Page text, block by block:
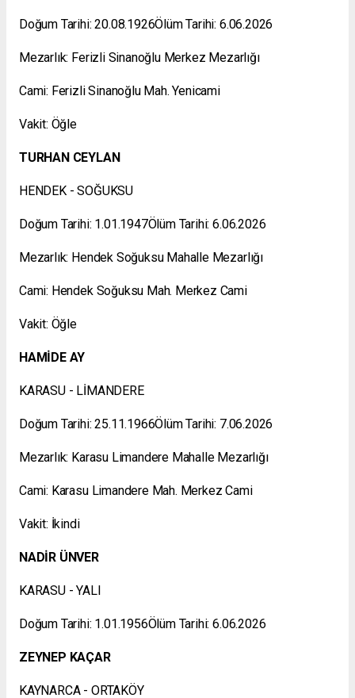
Doğum Tarihi: 20.08.1926Ölüm Tarihi: 6.06.2026
Mezarlık: Ferizli Sinanoğlu Merkez Mezarlığı
Cami: Ferizli Sinanoğlu Mah. Yenicami
Vakit: Öğle
TURHAN CEYLAN
HENDEK - SOĞUKSU
Doğum Tarihi: 1.01.1947Ölüm Tarihi: 6.06.2026
Mezarlık: Hendek Soğuksu Mahalle Mezarlığı
Cami: Hendek Soğuksu Mah. Merkez Cami
Vakit: Öğle
HAMİDE AY
KARASU - LİMANDERE
Doğum Tarihi: 25.11.1966Ölüm Tarihi: 7.06.2026
Mezarlık: Karasu Limandere Mahalle Mezarlığı
Cami: Karasu Limandere Mah. Merkez Cami
Vakit: İkindi
NADİR ÜNVER
KARASU - YALI
Doğum Tarihi: 1.01.1956Ölüm Tarihi: 6.06.2026
ZEYNEP KAÇAR
KAYNARCA - ORTAKÖY